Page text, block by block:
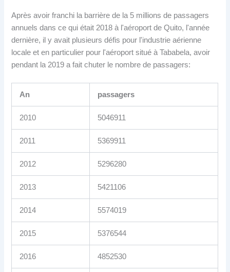
Après avoir franchi la barrière de la 5 millions de passagers
annuels dans ce qui était 2018 à l'aéroport de Quito, l'année
dernière, il y avait plusieurs défis pour l'industrie aérienne
locale et en particulier pour l'aéroport situé à Tababela, avoir
pendant la 2019 a fait chuter le nombre de passagers:
An passagers
2010 5046911
2011 5369911
2012 5296280
2013 5421106
2014 5574019
2015 5376544
2016 4852530